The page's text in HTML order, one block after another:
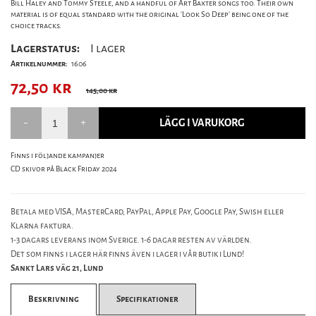
Bill Haley and Tommy Steele, and a handful of Art Baxter songs too. Their own
material is of equal standard with the original 'Look So Deep' being one of the
choice tracks.
Lagerstatus: I lager
Artikelnummer: 1606
72,50 kr 145,00 kr
LÄGG I VARUKORG
Finns i följande kampanjer
CD skivor på Black Friday 2024
Betala med VISA, MasterCard, PayPal, Apple Pay, Google Pay, Swish eller
Klarna faktura.
1-3 dagars leverans inom Sverige. 1-6 dagar resten av världen.
Det som finns i lager här finns även i lager i vår butik i Lund!
Sankt Lars väg 21, Lund
Beskrivning Specifikationer